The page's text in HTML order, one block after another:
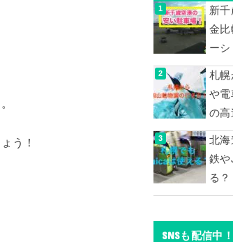
う！
新
金比
ーシ
札幌
や電
の高
北海
鉄や
る？
SNSも配信中